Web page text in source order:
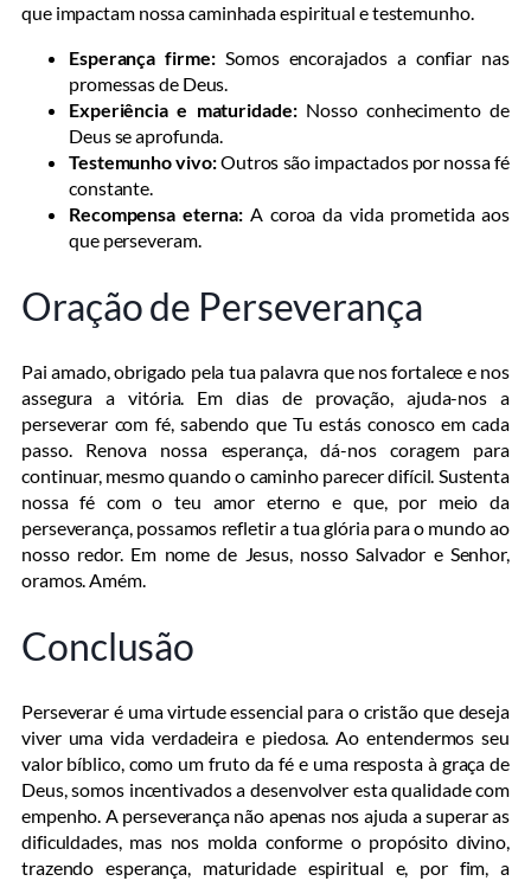
que impactam nossa caminhada espiritual e testemunho.
Esperança firme:Somos encorajados a confiar nas
promessas de Deus.
Experiência e maturidade:Nosso conhecimento de
Deus se aprofunda.
Testemunho vivo:Outros são impactados por nossa fé
constante.
Recompensa eterna: A coroa da vida prometida aos
que perseveram.
Oração de Perseverança
Pai amado, obrigado pela tua palavra que nos fortalece e nos
assegura a vitória. Em dias de provação, ajuda-nos a
perseverar com fé, sabendo que Tu estás conosco em cada
passo. Renova nossa esperança, dá-nos coragem para
continuar, mesmo quando o caminho parecer difícil. Sustenta
nossa fé com o teu amor eterno e que, por meio da
perseverança, possamos refletir a tua glória para o mundo ao
nosso redor. Em nome de Jesus, nosso Salvador e Senhor,
oramos. Amém.
Conclusão
Perseverar é uma virtude essencial para o cristão que deseja
viver uma vida verdadeira e piedosa. Ao entendermos seu
valor bíblico, como um fruto da fé e uma resposta à graça de
Deus, somos incentivados a desenvolver esta qualidade com
empenho. A perseverança não apenas nos ajuda a superar as
dificuldades, mas nos molda conforme o propósito divino,
trazendo esperança, maturidade espiritual e, por fim, a